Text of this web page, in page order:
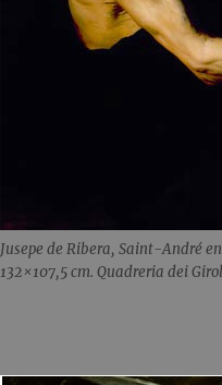
Jusepe de Ribera, Saint-André
132×107,5 cm. Quadreria dei